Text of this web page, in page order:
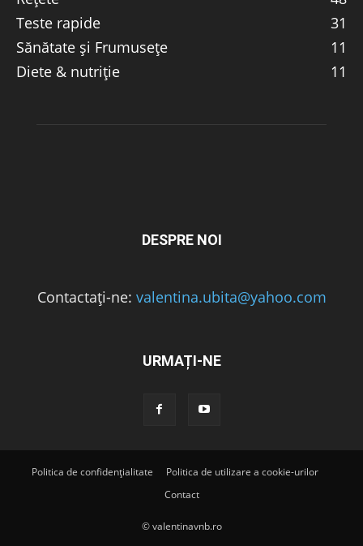
Teste rapide
31
Sănătate și Frumusețe
11
Diete & nutriție
11
DESPRE NOI
Contactați-ne: valentina.ubita@yahoo.com
URMAȚI-NE
Politica de confidențialitate
Politica de utilizare a cookie-urilor
Contact
© valentinavnb.ro